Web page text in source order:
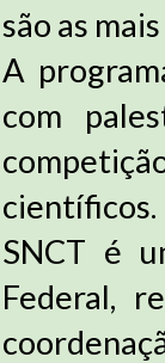
são as
A
com
científicos.
SNCT é
Federal,